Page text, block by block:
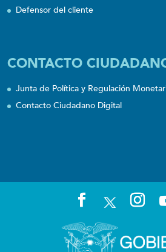
Defensor del cliente
CONTACTO
Junta de Política y Regulación
Contacto Ciudadano Digital